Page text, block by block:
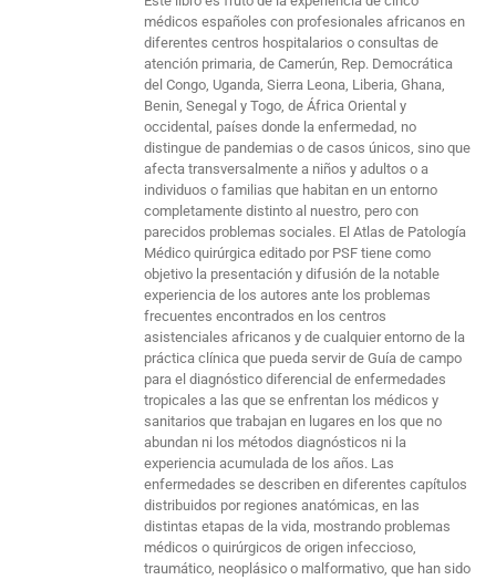
médicos españoles con profesionales africanos en
diferentes centros hospitalarios o consultas de
atención primaria, de Camerún, Rep. Democrática
del Congo, Uganda, Sierra Leona, Liberia, Ghana,
Benin, Senegal y Togo, de África Oriental y
occidental, países donde la enfermedad, no
distingue de pandemias o de casos únicos, sino que
afecta transversalmente a niños y adultos o a
individuos o familias que habitan en un entorno
completamente distinto al nuestro, pero con
parecidos problemas sociales. El Atlas de Patología
Médico quirúrgica editado por PSF tiene como
objetivo la presentación y difusión de la notable
experiencia de los autores ante los problemas
frecuentes encontrados en los centros
asistenciales africanos y de cualquier entorno de la
práctica clínica que pueda servir de Guía de campo
para el diagnóstico diferencial de enfermedades
tropicales a las que se enfrentan los médicos y
sanitarios que trabajan en lugares en los que no
abundan ni los métodos diagnósticos ni la
experiencia acumulada de los años. Las
enfermedades se describen en diferentes capítulos
distribuidos por regiones anatómicas, en las
distintas etapas de la vida, mostrando problemas
médicos o quirúrgicos de origen infeccioso,
traumático, neoplásico o malformativo, que han sido